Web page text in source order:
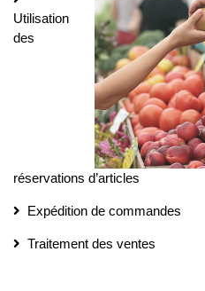
Utilisation
des
réservations d’articles
Expédition de commandes
Traitement des ventes